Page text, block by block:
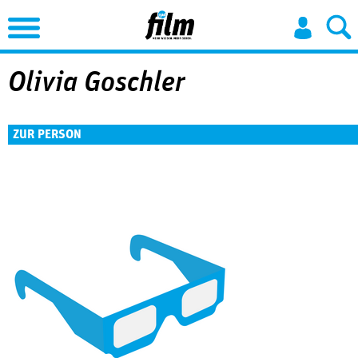
Jump to Navigation
Olivia Goschler
ZUR PERSON